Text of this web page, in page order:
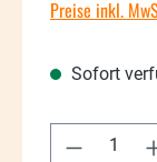
Preise inkl.
Sofort
Produkt